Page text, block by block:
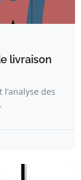
livraison
des